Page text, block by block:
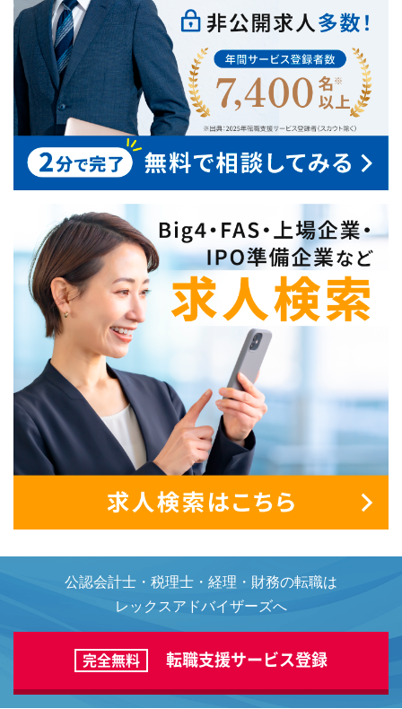
公認会計士・税理士・経理・財務の転職は
レックスアドバイザーズへ
完全無料 転職支援サービス登録